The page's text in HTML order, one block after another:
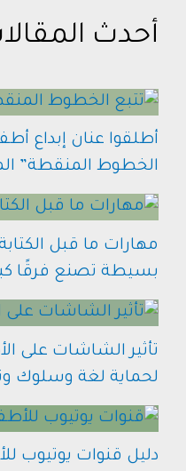
أحدث
أطلقوا عنان إبداع
الخطوط المنقطة”
مهارات ما قبل
بسيطة تصنع فرقًا
تأثير الشاشات على
لحماية لغة وسلوك